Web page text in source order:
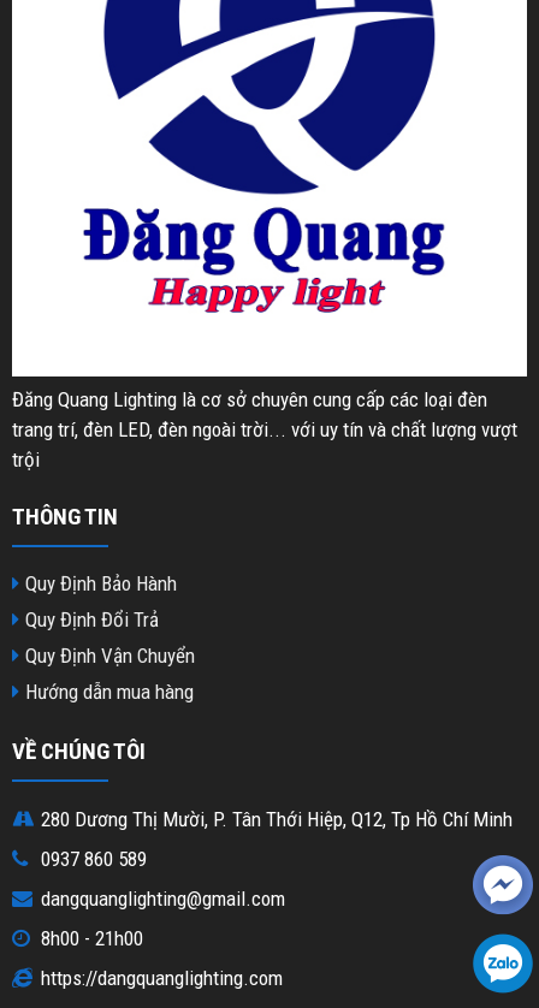
Đăng Quang Lighting là cơ sở chuyên cung cấp các loại đèn
trang trí, đèn LED, đèn ngoài trời... với uy tín và chất lượng vượt
trội
THÔNG TIN
Quy Định Bảo Hành
Quy Định Đổi Trả
Quy Định Vận Chuyển
Hướng dẫn mua hàng
VỀ CHÚNG TÔI
280 Dương Thị Mười, P. Tân Thới Hiệp, Q12, Tp Hồ Chí Minh
0937 860 589
dangquanglighting@gmail.com
8h00 - 21h00
https://dangquanglighting.com